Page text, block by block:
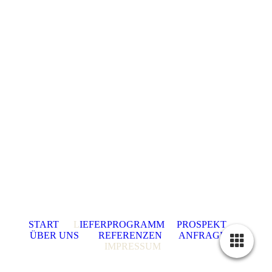
START LIEFERPROGRAMM
PROSPEKT
ÜBER UNS
REFERENZEN
ANFRAGE
IMPRESSUM